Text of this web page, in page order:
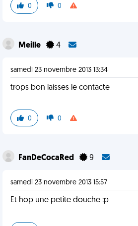
0 0
Meille 4
samedi 23 novembre 2013 13:34
trops bon laisses le contacte
0 0
FanDeCocaRed 9
samedi 23 novembre 2013 15:57
Et hop une petite douche :p